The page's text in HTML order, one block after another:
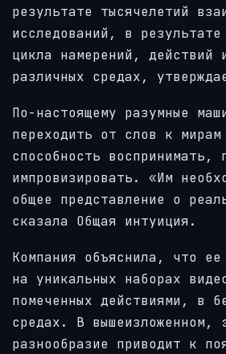
результате тысячелетий
исследований, в результате
цикла намерений, действий
различных средах,
По-настоящему разумные
переходить от слов к
способность воспринимать,
импровизировать. «Им
общее представление о
сказала Общая интуиция.
Компания объяснила, что ее
на уникальных наборах
помеченных действиями, в
средах. В вышеизложенном,
разнообразие приводит к